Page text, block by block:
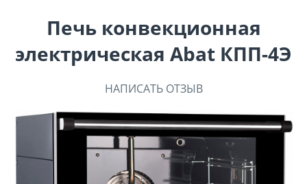
Печь конвекционная
электрическая Abat КПП-4Э
НАПИСАТЬ ОТЗЫВ